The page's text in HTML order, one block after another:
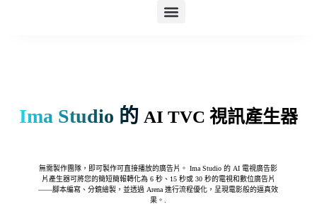
Ima Studio 的 AI TVC 視訊產生器
無需製作團隊，即可製作可直接播放的廣告片。 Ima Studio 的 AI 電視廣告影
片產生器可將您的簡短簡報轉化為 6 秒、15 秒或 30 秒的電視和數位廣告片
——腳本編寫、分鏡繪製，並透過 Arena 進行流程優化，呈現電影般的逼真效
果。.